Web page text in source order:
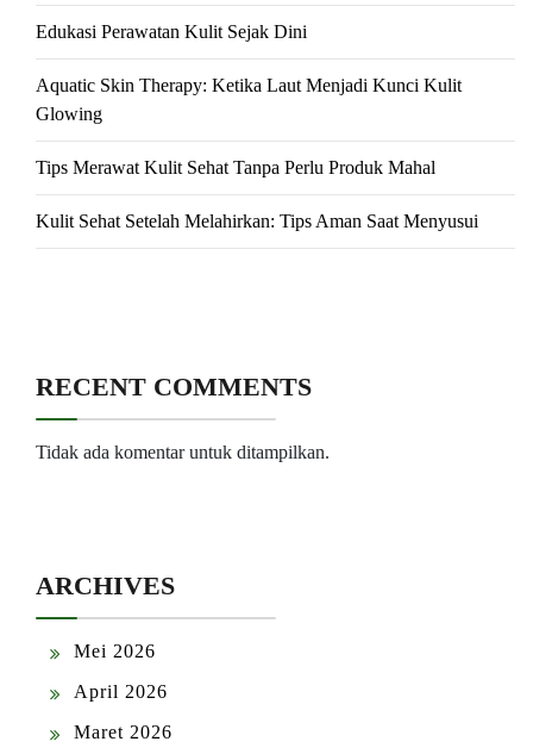
Edukasi Perawatan Kulit Sejak Dini
Aquatic Skin Therapy: Ketika Laut Menjadi Kunci Kulit
Glowing
Tips Merawat Kulit Sehat Tanpa Perlu Produk Mahal
Kulit Sehat Setelah Melahirkan: Tips Aman Saat Menyusui
RECENT COMMENTS
Tidak ada komentar untuk ditampilkan.
ARCHIVES
Mei 2026
April 2026
Maret 2026